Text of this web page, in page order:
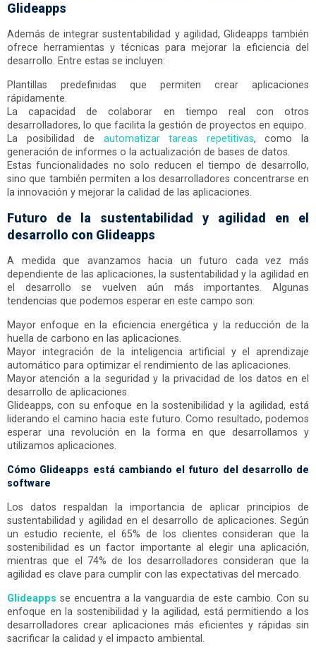
Glideapps
Además de integrar sustentabilidad y agilidad, Glideapps también
ofrece herramientas y técnicas para mejorar la eficiencia del
desarrollo. Entre estas se incluyen:
Plantillas predefinidas que permiten crear aplicaciones
rápidamente.
La capacidad de colaborar en tiempo real con otros
desarrolladores, lo que facilita la gestión de proyectos en equipo.
La posibilidad de automatizar tareas repetitivas, como la
generación de informes o la actualización de bases de datos.
Estas funcionalidades no solo reducen el tiempo de desarrollo,
sino que también permiten a los desarrolladores concentrarse en
la innovación y mejorar la calidad de las aplicaciones.
Futuro de la sustentabilidad y agilidad en el
desarrollo con Glideapps
A medida que avanzamos hacia un futuro cada vez más
dependiente de las aplicaciones, la sustentabilidad y la agilidad en
el desarrollo se vuelven aún más importantes. Algunas
tendencias que podemos esperar en este campo son:
Mayor enfoque en la eficiencia energética y la reducción de la
huella de carbono en las aplicaciones.
Mayor integración de la inteligencia artificial y el aprendizaje
automático para optimizar el rendimiento de las aplicaciones.
Mayor atención a la seguridad y la privacidad de los datos en el
desarrollo de aplicaciones.
Glideapps, con su enfoque en la sostenibilidad y la agilidad, está
liderando el camino hacia este futuro. Como resultado, podemos
esperar una revolución en la forma en que desarrollamos y
utilizamos aplicaciones.
Cómo Glideapps está cambiando el futuro del desarrollo de
software
Los datos respaldan la importancia de aplicar principios de
sustentabilidad y agilidad en el desarrollo de aplicaciones. Según
un estudio reciente, el 65% de los clientes consideran que la
sostenibilidad es un factor importante al elegir una aplicación,
mientras que el 74% de los desarrolladores consideran que la
agilidad es clave para cumplir con las expectativas del mercado.
Glideapps se encuentra a la vanguardia de este cambio. Con su
enfoque en la sostenibilidad y la agilidad, está permitiendo a los
desarrolladores crear aplicaciones más eficientes y rápidas sin
sacrificar la calidad y el impacto ambiental.